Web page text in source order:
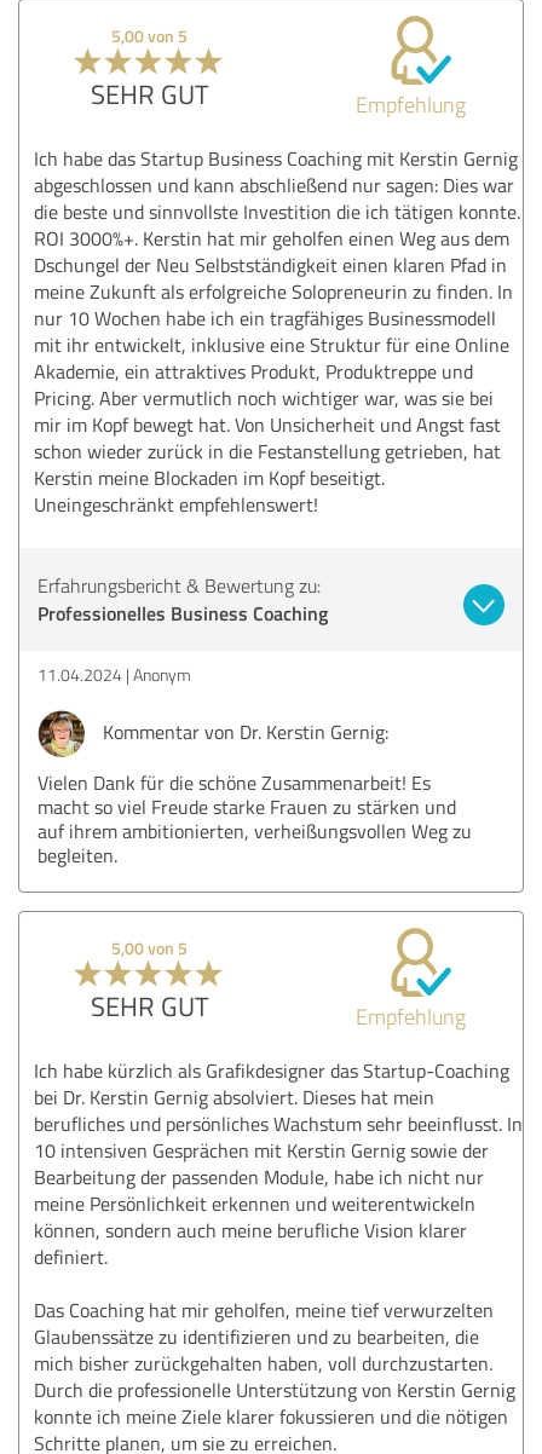
5,00 von 5
SEHR GUT Empfehlung
Ich habe das Startup Business Coaching mit Kerstin Gernig
abgeschlossen und kann abschließend nur sagen: Dies war
die beste und sinnvollste Investition die ich tätigen konnte.
ROI 3000%+. Kerstin hat mir geholfen einen Weg aus dem
Dschungel der Neu Selbstständigkeit einen klaren Pfad in
meine Zukunft als erfolgreiche Solopreneurin zu finden. In
nur 10 Wochen habe ich ein tragfähiges Businessmodell
mit ihr entwickelt, inklusive eine Struktur für eine Online
Akademie, ein attraktives Produkt, Produktreppe und
Pricing. Aber vermutlich noch wichtiger war, was sie bei
mir im Kopf bewegt hat. Von Unsicherheit und Angst fast
schon wieder zurück in die Festanstellung getrieben, hat
Kerstin meine Blockaden im Kopf beseitigt.
Uneingeschränkt empfehlenswert!
Erfahrungsbericht & Bewertung zu:
Professionelles Business Coaching
11.04.2024 Anonym
Kommentar von Dr. Kerstin Gernig:
Vielen Dank für die schöne Zusammenarbeit! Es
macht so viel Freude starke Frauen zu stärken und
auf ihrem ambitionierten, verheißungsvollen Weg zu
begleiten.
5,00 von 5
SEHR GUT Empfehlung
Ich habe kürzlich als Grafikdesigner das Startup-Coaching
bei Dr. Kerstin Gernig absolviert. Dieses hat mein
berufliches und persönliches Wachstum sehr beeinflusst. In
10 intensiven Gesprächen mit Kerstin Gernig sowie der
Bearbeitung der passenden Module, habe ich nicht nur
meine Persönlichkeit erkennen und weiterentwickeln
können, sondern auch meine berufliche Vision klarer
definiert.
Das Coaching hat mir geholfen, meine tief verwurzelten
Glaubenssätze zu identifizieren und zu bearbeiten, die
mich bisher zurückgehalten haben, voll durchzustarten.
Durch die professionelle Unterstützung von Kerstin Gernig
konnte ich meine Ziele klarer fokussieren und die nötigen
Schritte planen, um sie zu erreichen.